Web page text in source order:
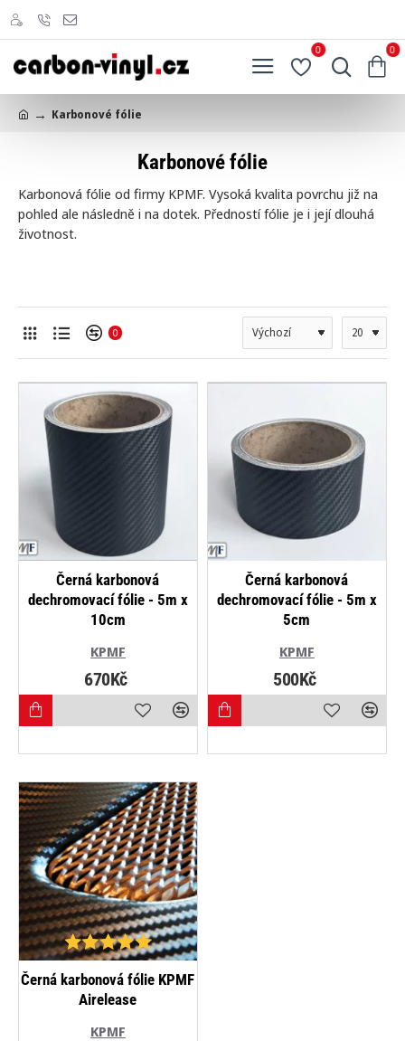
0 0
Karbonové fólie
Karbonové fólie
Karbonová fólie od firmy KPMF. Vysoká kvalita povrchu již na
pohled ale následně i na dotek. Předností fólie je i její dlouhá
životnost.
0
KPMF
Černá karbonová
dechromovací fólie - 5m x
10cm
670Kč
KPMF
Černá karbonová
dechromovací fólie - 5m x
5cm
500Kč
NEJPRODÁVANĚJŠÍ
KPMF
Černá karbonová fólie KPMF
Airelease